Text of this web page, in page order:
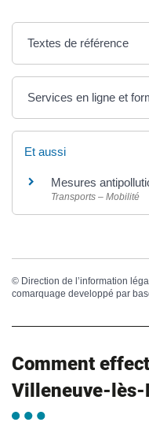
Textes de référence
Services en ligne et
Et aussi
Mesures
Transports – Mobilité
© Direction de l’information
comarquage developpé par
Comment
Villeneuve-lès-